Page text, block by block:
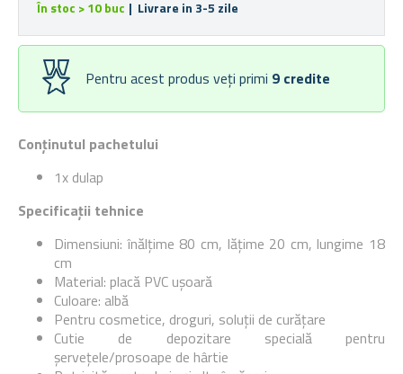
Conținutul pachetului
1x dulap
Specificații tehnice
Dimensiuni: înălțime 80 cm, lățime 20 cm, lungime 18
cm
Material: placă PVC ușoară
Culoare: albă
Pentru cosmetice, droguri, soluții de curățare
Cutie de depozitare specială pentru
șervețele/prosoape de hârtie
În stoc > 10 buc | Livrare in 3-5 zile
Pentru acest produs veți primi 9 credite